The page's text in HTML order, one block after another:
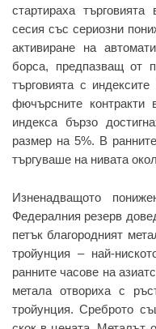
стартираха
сесия със сериозни
активиране на
борса, предпазващ от
търговията с
фючърсните контракти
индекса бързо
размер на 5%. В
търгуваше на нивата
Изненадващото
Федералния резерв
петък благородният
тройунция – най-
ранните часове на
метала отвориха с
тройунция. Среброто